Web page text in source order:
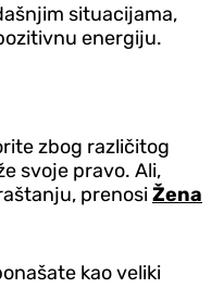
situacijama,
energiju.
zbog različitog
svoje pravo. Ali,
prenosiŽena
kao veliki